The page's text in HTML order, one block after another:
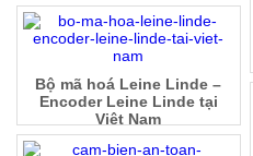
Bộ mã hoá Leine Linde –
Encoder Leine Linde tại
Việt Nam